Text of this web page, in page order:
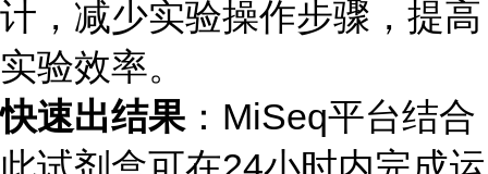
计，减少实验操作步骤，提高
实验效率。
快速出结果 ：MiSeq平台结合